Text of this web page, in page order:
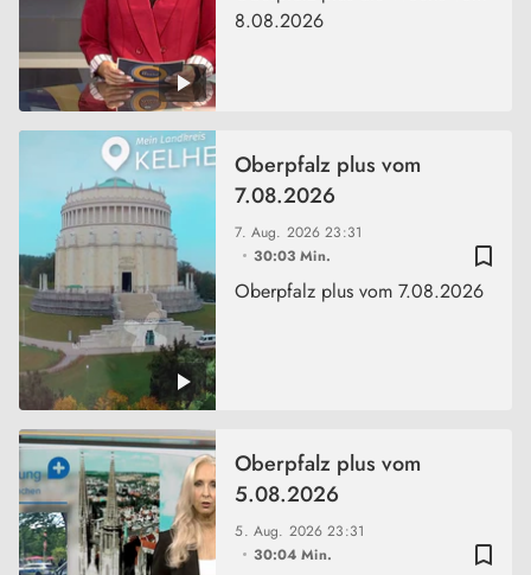
8.08.2026
bookmark_border
7. Aug. 202623:31
30:03 Min.
Oberpfalz plus vom
7.08.2026
Oberpfalz plus vom 7.08.2026
bookmark_border
5. Aug. 202623:31
30:04 Min.
Oberpfalz plus vom
5.08.2026